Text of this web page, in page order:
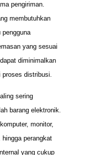
pengiriman.
membutuhkan
yang sesuai
diminimalkan
proses distribusi.
sering
barang elektronik.
monitor,
perangkat
yang cukup